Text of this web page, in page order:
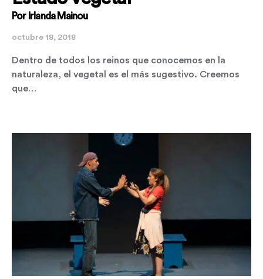
Por Irlanda Mainou
octubre 18, 2018
Dentro de todos los reinos que conocemos en la
naturaleza, el vegetal es el más sugestivo. Creemos
que…